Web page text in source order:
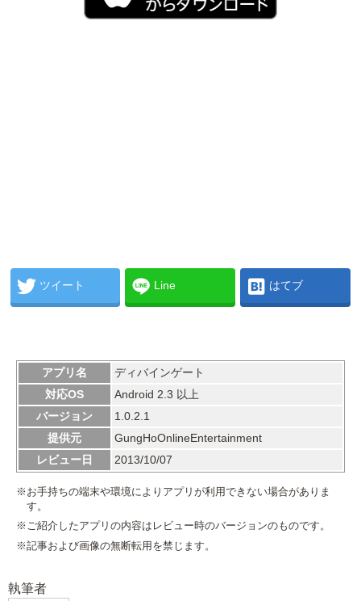
ツイート Line はてブ
アプリ名
ディバインゲート
対応OS
Android 2.3 以上
バージョン
1.0.2.1
提供元
GungHoOnlineEntertainment
レビュー日
2013/10/07
※お手持ちの端末や環境によりアプリが利用できない場合がありま
す。
※ご紹介したアプリの内容はレビュー時のバージョンのものです。
※記事および画像の無断転用を禁じます。
執筆者